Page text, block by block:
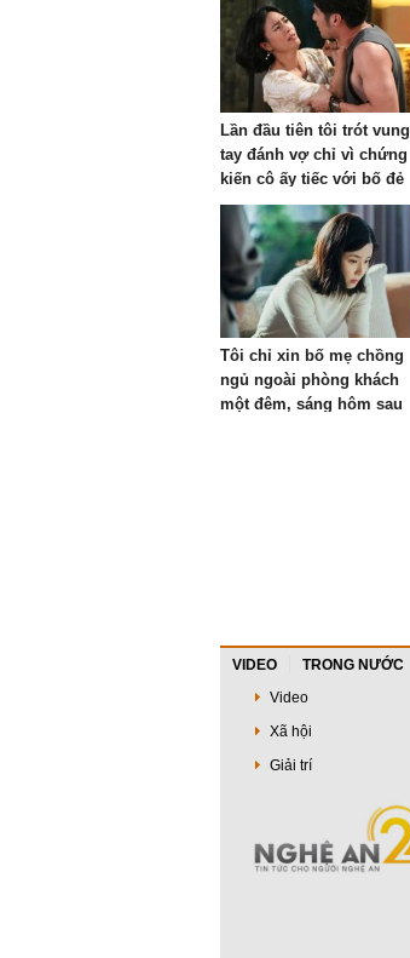
Lần đầu tiên tôi trót vung
tay đánh vợ chỉ vì chứng
kiến cô ấy tiếc với bố đẻ
500 nghìn
Tôi chỉ xin bố mẹ chồng
ngủ ngoài phòng khách
một đêm, sáng hôm sau
VIDEO TRONG NƯỚC
Video
Xã hội
Giải trí